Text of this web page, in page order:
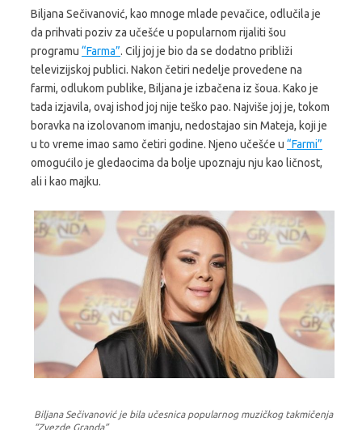
Biljana Sečivanović, kao mnoge mlade pevačice, odlučila je
da prihvati poziv za učešće u popularnom rijaliti šou
programu “Farma”. Cilj joj je bio da se dodatno približi
televizijskoj publici. Nakon četiri nedelje provedene na
farmi, odlukom publike, Biljana je izbačena iz šoua. Kako je
tada izjavila, ovaj ishod joj nije teško pao. Najviše joj je, tokom
boravka na izolovanom imanju, nedostajao sin Mateja, koji je
u to vreme imao samo četiri godine. Njeno učešće u “Farmi”
omogućilo je gledaocima da bolje upoznaju nju kao ličnost,
ali i kao majku.
Biljana Sečivanović je bila učesnica popularnog muzičkog takmičenja
“Zvezde Granda”